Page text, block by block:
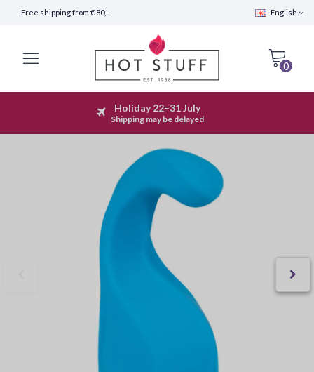
Free shipping from € 80,- English
0
Fast Shipping (24 hours)
Holiday 22–31 July
Shipping may be delayed